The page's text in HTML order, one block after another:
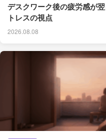
デスクワーク後の疲労感が
トレスの視点
2026.08.08